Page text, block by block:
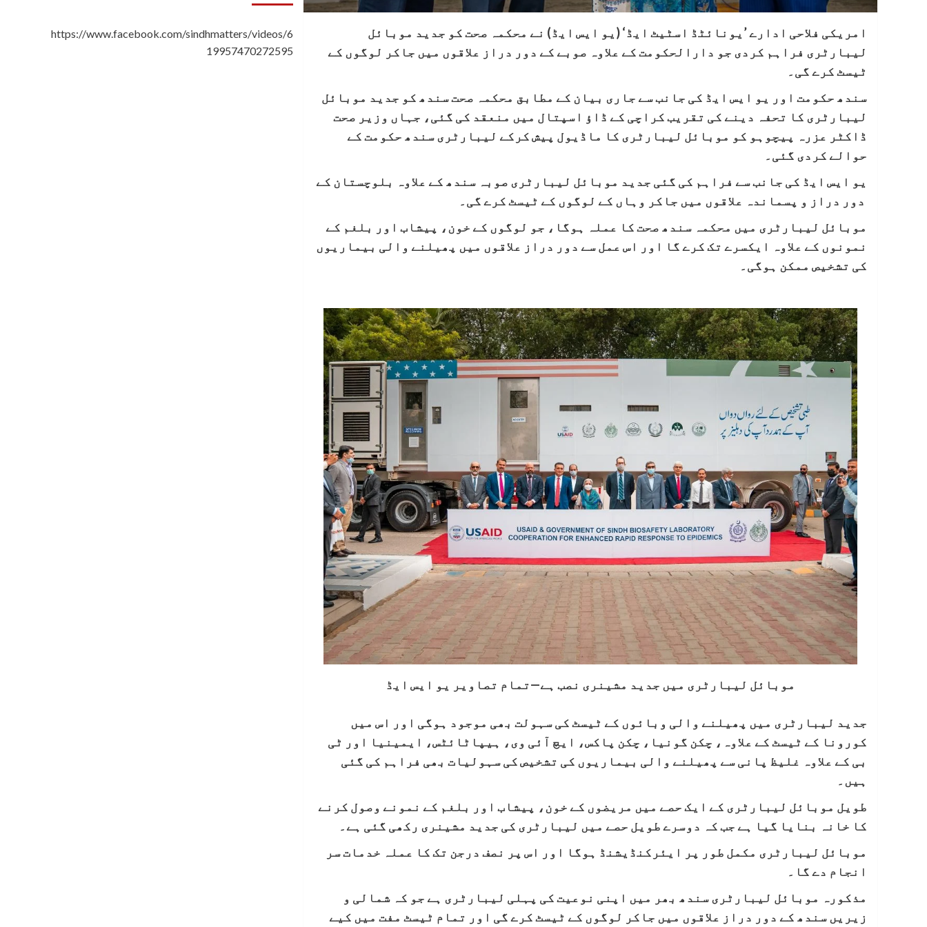
امریکی فلاحی ادارے ’یونائٹڈ اسٹیٹ ایڈ‘ (یو ایس ایڈ) نے محکمہ صحت کو جدید موبائل
لیبارٹری فراہم کردی جو دارالحکومت کے علاوہ صوبے کے دور دراز علاقوں میں جاکر لوگوں کے
ٹیسٹ کرے گی۔
سندھ حکومت اور یو ایس ایڈ کی جانب سے جاری بیان کے مطابق محکمہ صحت سندھ کو جدید موبائل
لیبارٹری کا تحفہ دینے کی تقریب کراچی کے ڈاؤ اسپتال میں منعقد کی گئی، جہاں وزیر صحت
ڈاکٹر عزرہ پیچوہو کو موبائل لیبارٹری کا ماڈیول پیش کرکے لیبارٹری سندھ حکومت کے
حوالے کردی گئی۔
یو ایس ایڈ کی جانب سے فراہم کی گئی جدید موبائل لیبارٹری صوبہ سندھ کے علاوہ بلوچستان کے
دور دراز و پسماندہ علاقوں میں جاکر وہاں کے لوگوں کے ٹیسٹ کرے گی۔
موبائل لیبارٹری میں محکمہ سندھ صحت کا عملہ ہوگا، جو لوگوں کے خون، پیشاب اور بلغم کے
نمونوں کے علاوہ ایکسرے تک کرے گا اور اس عمل سے دور دراز علاقوں میں پھیلنے والی بیماریوں
کی تشخیص ممکن ہوگی۔
موبائل لیبارٹری میں جدید مشینری نصب ہے—تمام تصاویر یو ایس ایڈ
جدید لیبارٹری میں پھیلنے والی وبائوں کے ٹیسٹ کی سہولت بھی موجود ہوگی اور اس میں
کورونا کے ٹیسٹ کے علاوہ، چکن گونیا، چکن پاکس، ایچ آئی وی، ہیپاٹائٹس، ایمینیا اور ٹی
بی کے علاوہ غلیظ پانی سے پھیلنے والی بیماریوں کی تشخیص کی سہولیات بھی فراہم کی گئی
ہیں۔
طویل موبائل لیبارٹری کے ایک حصے میں مریضوں کے خون، پیشاب اور بلغم کے نمونے وصول کرنے
کا خانہ بنایا گیا ہے جب کہ دوسرے طویل حصے میں لیبارٹری کی جدید مشینری رکھی گئی ہے۔
موبائل لیبارٹری مکمل طور پر ایئرکنڈیشنڈ ہوگا اور اس پر نصف درجن تک کا عملہ خدمات سر
انجام دے گا۔
مذکورہ موبائل لیبارٹری سندھ بھر میں اپنی نوعیت کی پہلی لیبارٹری ہے جو کہ شمالی و
زیریں سندھ کے دور دراز علاقوں میں جاکر لوگوں کے ٹیسٹ کرے گی اور تمام ٹیسٹ مفت میں کیے
https://www.facebook.com/sindhmatters/videos/6
19957470272595